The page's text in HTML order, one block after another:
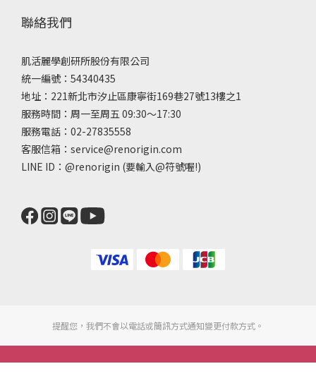
聯絡我們
肌活麗學創研所股份有限公司
統一編號：54340435
地址：221新北市汐止區康寧街169巷27號13樓之1
服務時間：周一至周五 09:30～17:30
服務電話：02-27835558
客服信箱：service@renorigin.com
LINE ID： @renorigin (要輸入@符號喔!)
提醒您，我們不會以電話或簡訊方式通知變更付款方式。